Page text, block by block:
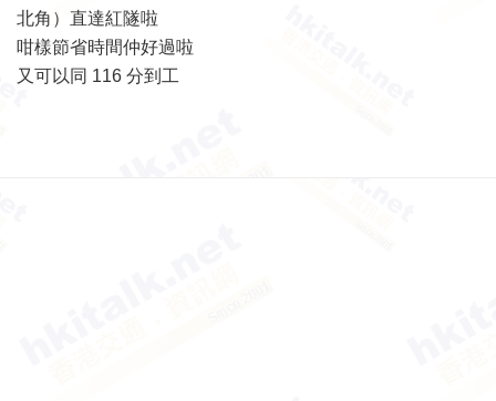
北角）直達紅隧啦
咁樣節省時間仲好過啦
又可以同 116 分到工